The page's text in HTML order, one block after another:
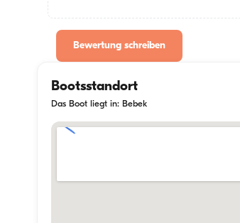
Bewertung schreiben
Bootsstandort
Das Boot liegt in: Bebek